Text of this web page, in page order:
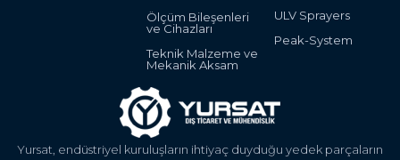
Yursat, endüstriyel kuruluşların ihtiyaç duyduğu yedek parçaların
Ölçüm Bileşenleri
ve Cihazları
Teknik Malzeme ve
Mekanik Aksam
ULV Sprayers
Peak-System